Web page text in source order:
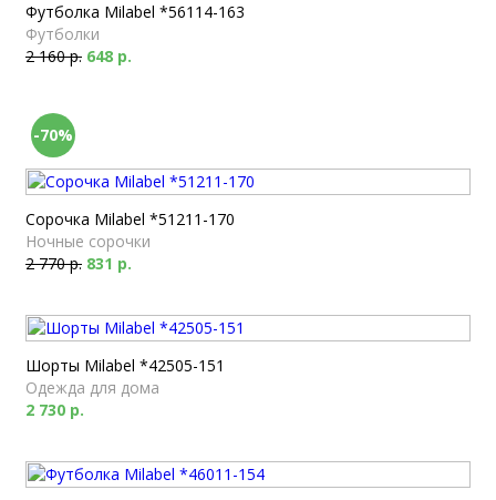
Футболка Milabel *56114-163
Футболки
2 160 р. 648 р.
-70%
Сорочка Milabel *51211-170
Ночные сорочки
2 770 р. 831 р.
Шорты Milabel *42505-151
Одежда для дома
2 730 р.